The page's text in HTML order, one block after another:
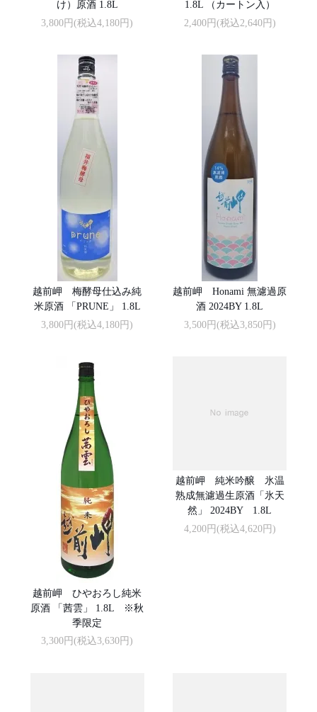
け）原酒 1.8L
3,800円(税込4,180円)
1.8L （カートン入）
2,400円(税込2,640円)
越前岬 梅酵母仕込み純
米原酒 「PRUNE」 1.8L
3,800円(税込4,180円)
越前岬 Honami 無濾過原
酒 2024BY 1.8L
3,500円(税込3,850円)
越前岬 ひやおろし純米
原酒 「茜雲」 1.8L ※秋
季限定
3,300円(税込3,630円)
越前岬 純米吟醸 氷温
熟成無濾過生原酒「氷天
然」 2024BY 1.8L
4,200円(税込4,620円)